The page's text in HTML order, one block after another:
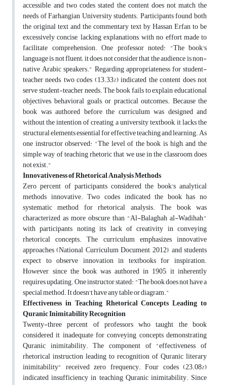
accessible, and two codes stated the content does not match the
needs of Farhangian University students. Participants found both
the original text and the commentary text by Hassan Erfan to be
excessively concise, lacking explanations, with no effort made to
facilitate comprehension. One professor noted: "The book's
language is not fluent; it does not consider that the audience is non-
native Arabic speakers." Regarding appropriateness for student-
teacher needs, two codes (13.33%) indicated the content does not
serve student-teacher needs. The book fails to explain educational
objectives, behavioral goals, or practical outcomes. Because the
book was authored before the curriculum was designed and
without the intention of creating a university textbook, it lacks the
structural elements essential for effective teaching and learning. As
one instructor observed: "The level of the book is high, and the
simple way of teaching rhetoric that we use in the classroom does
not exist."
Innovativeness of Rhetorical Analysis Methods
Zero percent of participants considered the book's analytical
methods innovative. Two codes indicated the book has no
systematic method for rhetorical analysis. The book was
characterized as more obscure than "Al-Balaghah al-Wadihah,"
with participants noting its lack of creativity in conveying
rhetorical concepts. The curriculum emphasizes innovative
approaches (National Curriculum Document, 2012), and students
expect to observe innovation in textbooks for inspiration.
However, since the book was authored in 1905, it inherently
requires updating. One instructor stated: "The book does not have a
special method. It doesn't have any table or diagram."
Effectiveness in Teaching Rhetorical Concepts Leading to
Quranic Inimitability Recognition
Twenty-three percent of professors who taught the book
considered it inadequate for conveying concepts demonstrating
Quranic inimitability. The component of "effectiveness of
rhetorical instruction leading to recognition of Quranic literary
inimitability" received zero frequency. Four codes (23.08%)
indicated insufficiency in teaching Quranic inimitability. Since